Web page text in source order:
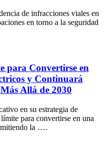
de infracciones viales en
en torno a la seguridad
para Convertirse en
y Continuará
Allá de 2030
en su estrategia de
para convertirse en una
la ….